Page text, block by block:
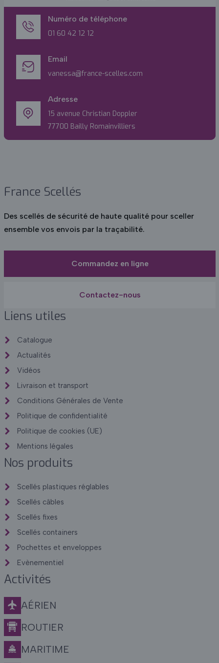
Numéro de téléphone
01 60 42 12 12
Email
vanessa@france-scelles.com
Adresse
15 avenue Christian Doppler
77700 Bailly Romainvilliers
France Scellés
Des scellés de sécurité de haute qualité pour sceller
ensemble vos envois par la traçabilité.
Commandez en ligne
Contactez-nous
Liens utiles
Catalogue
Actualités
Vidéos
Livraison et transport
Conditions Générales de Vente
Politique de confidentialité
Politique de cookies (UE)
Mentions légales
Nos produits
Scellés plastiques réglables
Scellés câbles
Scellés fixes
Scellés containers
Pochettes et enveloppes
Evènementiel
Activités
AÉRIEN
ROUTIER
MARITIME